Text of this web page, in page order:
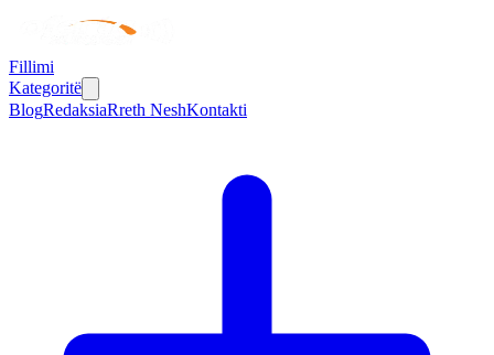
Fillimi
Kategoritë
BlogRedaksiaRreth NeshKontakti